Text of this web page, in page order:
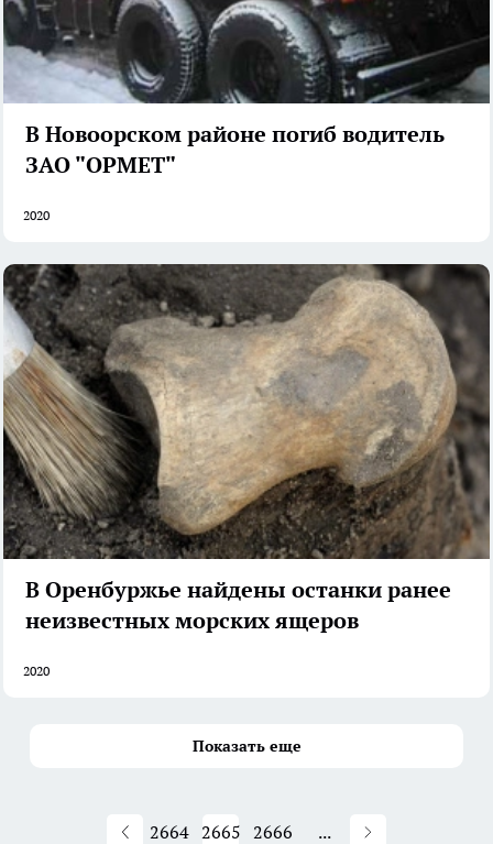
В Новоорском районе погиб водитель
ЗАО "ОРМЕТ"
2020
В Оренбуржье найдены останки ранее
неизвестных морских ящеров
2020
Показать еще
2664 2665 2666 ...